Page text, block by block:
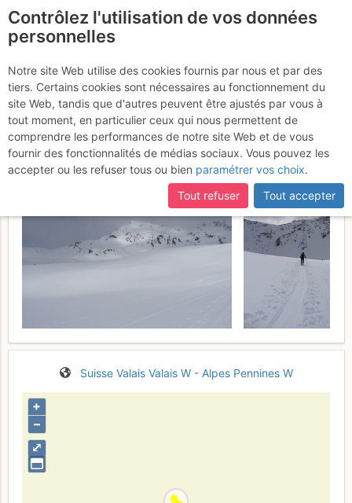
Monts Telliers : Par la
Combe de Drône (Voie
normale)
Dimanche 19 mars 2017
Suisse Valais Valais W - Alpes Pennines W
⤢
+
–
Contrôlez l'utilisation de vos données
personnelles
Notre site Web utilise des cookies fournis par nous et par des
tiers. Certains cookies sont nécessaires au fonctionnement du
site Web, tandis que d'autres peuvent être ajustés par vous à
tout moment, en particulier ceux qui nous permettent de
comprendre les performances de notre site Web et de vous
fournir des fonctionnalités de médias sociaux. Vous pouvez les
accepter ou les refuser tous ou bien paramétrer vos choix.
Tout refuser
Tout accepter